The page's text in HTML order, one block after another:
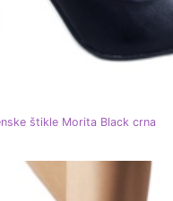
štikle Morita Black crna